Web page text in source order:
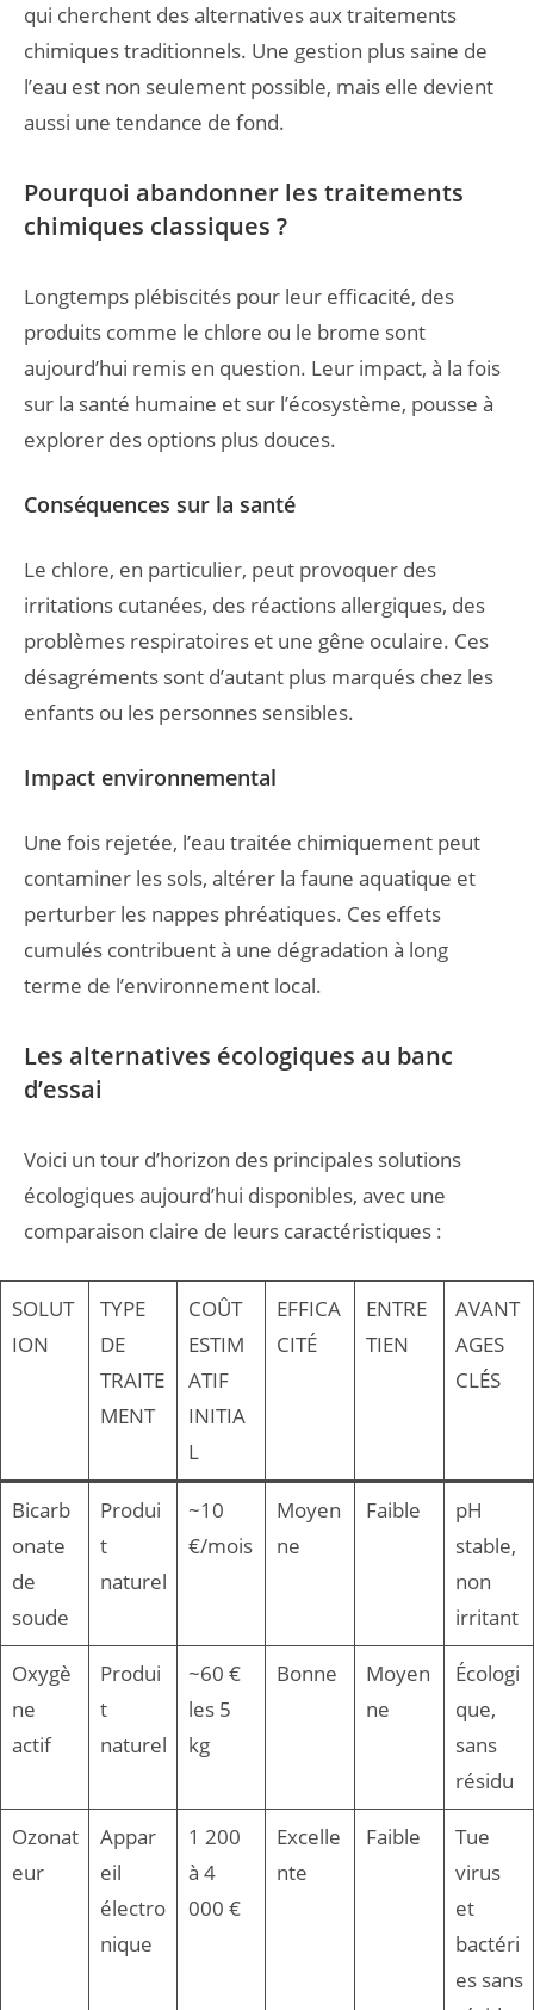
qui cherchent des alternatives aux traitements
chimiques traditionnels. Une gestion plus saine de
l’eau est non seulement possible, mais elle devient
aussi une tendance de fond.
Pourquoi abandonner les traitements
chimiques classiques ?
Longtemps plébiscités pour leur efficacité, des
produits comme le chlore ou le brome sont
aujourd’hui remis en question. Leur impact, à la fois
sur la santé humaine et sur l’écosystème, pousse à
explorer des options plus douces.
Conséquences sur la santé
Le chlore, en particulier, peut provoquer des
irritations cutanées, des réactions allergiques, des
problèmes respiratoires et une gêne oculaire. Ces
désagréments sont d’autant plus marqués chez les
enfants ou les personnes sensibles.
Impact environnemental
Une fois rejetée, l’eau traitée chimiquement peut
contaminer les sols, altérer la faune aquatique et
perturber les nappes phréatiques. Ces effets
cumulés contribuent à une dégradation à long
terme de l’environnement local.
Les alternatives écologiques au banc
d’essai
Voici un tour d’horizon des principales solutions
écologiques aujourd’hui disponibles, avec une
comparaison claire de leurs caractéristiques :
SOLUT
ION
TYPE
DE
TRAITE
MENT
COÛT
ESTIM
ATIF
INITIA
L
EFFICA
CITÉ
ENTRE
TIEN
AVANT
AGES
CLÉS
Bicarb
onate
de
soude
Produi
t
naturel
~10
€/mois
Moyen
ne
Faible
pH
stable,
non
irritant
Oxygè
ne
actif
Produi
t
naturel
~60 €
les 5
kg
Bonne
Moyen
ne
Écologi
que,
sans
résidu
Ozonat
eur
Appar
eil
électro
nique
1 200
à 4
000 €
Excelle
nte
Faible
Tue
virus
et
bactéri
es sans